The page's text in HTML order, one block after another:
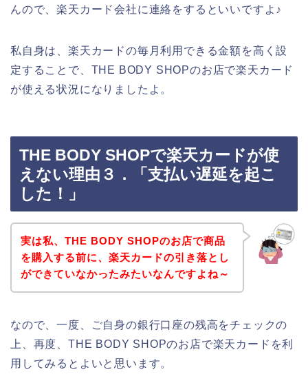
んので、楽天カード会社に連絡をするといいですよ♪
私自身は、楽天カードの毎月利用できる金額を高く設
定することで、THE BODY SHOPのお店で楽天カード
が使える状況になりましたよ。
THE BODY SHOPで楽天カードが使
えない理由３．「支払い遅延を起こ
した！」
実は私、THE BODY SHOPのお店で商品
を購入する前に、楽天カードの引き落とし
ができていなかったみたいなんですよね～
なので、一度、ご自身の銀行口座の残高をチェックの
上、再度、THE BODY SHOPのお店で楽天カードを利
用してみるとよいと思います。